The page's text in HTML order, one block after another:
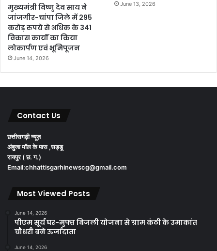
मुख्यमंत्री विष्णु देव साय ने
जांजगीर-चांपा जिले में 295
करोड़ रुपये से अधिक के 341
विकास कार्यों का किया
लोकार्पण एवं भूमिपूजन
June 14, 2026
June 13, 2026
Contact Us
छत्तीसगढ़ी न्यूज़
अंबुजा मॉल के पास ,सड्डू
रायपुर ( छ. ग.)
Email:chhattisgarhinewscg@gmail.com
Most Viewed Posts
June 14, 2026
पीएम सूर्य घर-मुफ्त बिजली योजना से ग्राम कंठी के उमाकांत
चौधरी बने ऊर्जादाता
June 14, 2026